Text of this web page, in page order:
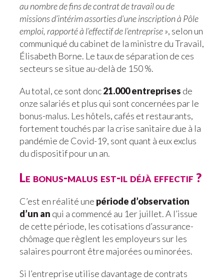
au nombre de fins de contrat de travail ou de
missions d’intérim assorties d’une inscription à Pôle
emploi, rapporté à l’effectif de l’entreprise », selon un
communiqué du cabinet de la ministre du Travail,
Élisabeth Borne. Le taux de séparation de ces
secteurs se situe au-delà de 150 %.
Au total, ce sont donc21.000 entreprises de
onze salariés et plus qui sont concernées par le
bonus-malus. Les hôtels, cafés et restaurants,
fortement touchés par la crise sanitaire due à la
pandémie de Covid-19, sont quant à eux exclus
du dispositif pour un an.
Le bonus-malus est-il déjà effectif ?
C’est en réalité une période d’observation
d’un an qui a commencé au 1er juillet. A l’issue
de cette période, les cotisations d’assurance-
chômage que règlent les employeurs sur les
salaires pourront être majorées ou minorées.
Si l’entreprise utilise davantage de contrats